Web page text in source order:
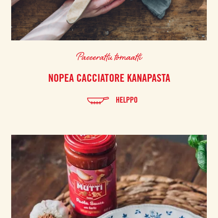
Paseerattu tomaatti
NOPEA CACCIATORE KANAPASTA
HELPPO